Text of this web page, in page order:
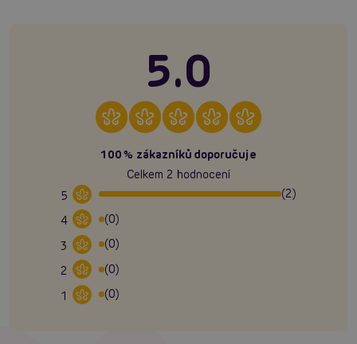
5.0
100% zákazníků doporučuje
Celkem 2 hodnocení
5
(2)
4
(0)
3
(0)
2
(0)
1
(0)